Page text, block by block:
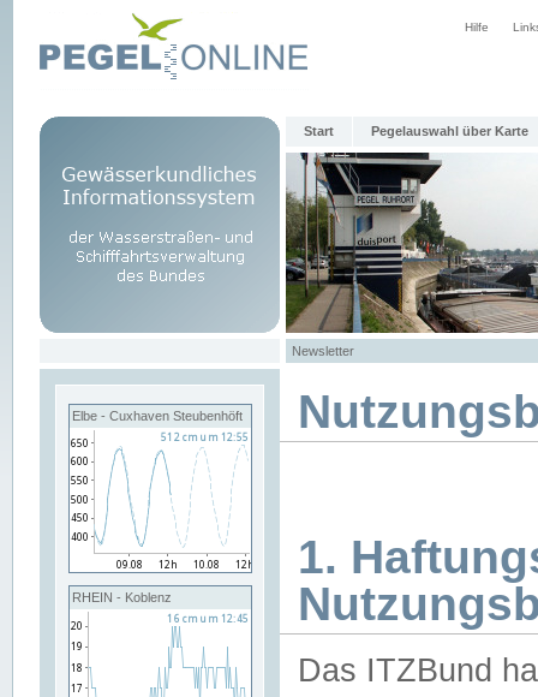
Hilfe
Start Pegelauswahl über Karte
Newsletter
Elbe - Cuxhaven Steubenhöft
RHEIN - Koblenz
1.
Das ITZBund